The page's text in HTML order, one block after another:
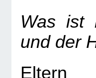
Was ist
und der